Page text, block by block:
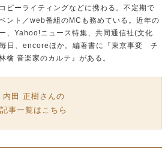
ピーライティングなどに携わる。不定期で
ント／web番組のMCも務めている。近年の
、Yahoo!ニュース特集、共同通信社(文化
日、encoreほか。編著書に『東京事変 チ
檎 音楽家のカルテ』がある。
内田 正樹さんの
記事一覧はこちら